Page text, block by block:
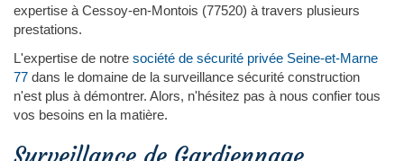
expertise à Cessoy-en-Montois (77520) à travers plusieurs
prestations.
L'expertise de notre société de sécurité privée Seine-et-Marne
77 dans le domaine de la surveillance sécurité construction
n'est plus à démontrer. Alors, n'hésitez pas à nous confier tous
vos besoins en la matière.
Surveillance de Gardiennage